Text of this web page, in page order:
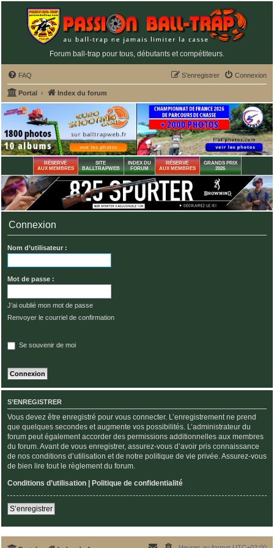
Forum ball-trap pour tous, débutants et compétiteurs.
FAQ Connexion
S’enregistrer
Portal Index du forum
RÉSERVÉ
AUX MEMBRES
SITE
BALLTRAPWEB
INDEX DU
FORUM
RÉSERVÉ
AUX MEMBRES
GRANDS PRIX
2026
Connexion
Nom d’utilisateur :
Mot de passe :
J’ai oublié mon mot de passe
Renvoyer le courriel de confirmation
Se souvenir de moi
S’ENREGISTRER
Vous devez être enregistré pour vous connecter. L’enregistrement ne prend
que quelques secondes et augmente vos possibilités. L’administrateur du
forum peut également accorder des permissions additionnelles aux membres
du forum. Avant de vous enregistrer, assurez-vous d’avoir pris connaissance
de nos conditions d’utilisation et de notre politique de vie privée. Assurez-vous
de bien lire tout le règlement du forum.
Conditions d’utilisation
Politique de confidentialité
S’enregistrer